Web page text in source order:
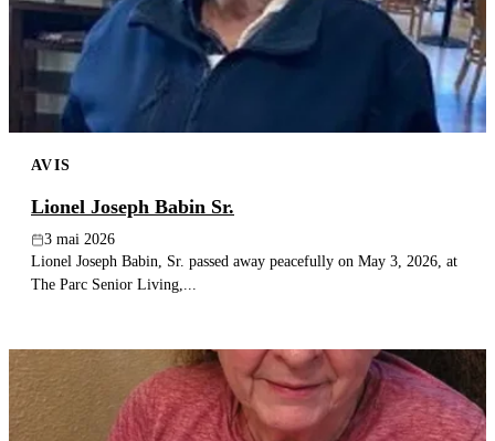
Publier un avis
Recherche
AVIS
Lionel Joseph Babin Sr.
3 mai 2026
Lionel Joseph Babin, Sr. passed away peacefully on May 3, 2026, at
The Parc Senior Living,...